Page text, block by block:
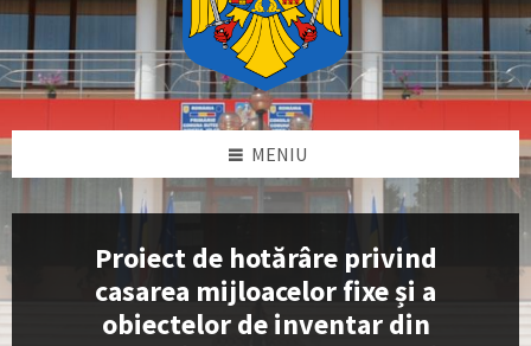
MENIU
Proiect de hotărâre privind
casarea mijloacelor fixe și a
obiectelor de inventar din